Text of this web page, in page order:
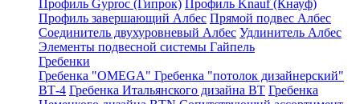
Профиль Gyproc (Гипрок) Профиль Knauf (Кнауф)
Профиль завершающий Албес Прямой подвес Албес
Соединитель двухуровневый Албес Удлинитель Албес
Элементы подвесной системы Гайпель
Гребенки
Гребенка "OMEGA" Гребенка "потолок дизайнерский"
ВТ-4 Гребенка Итальянского дизайна BT Гребенка